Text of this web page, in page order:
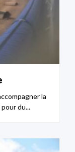
la
pour du...